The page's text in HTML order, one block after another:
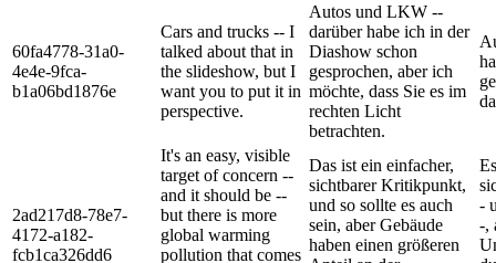
60fa4778-31a0-
4e4e-9fca-
b1a06bd1876e
Cars and trucks -- I
talked about that in
the slideshow, but I
want you to put it in
perspective.
Autos und LKW --
darüber habe ich in der
Diashow schon
gesprochen, aber ich
möchte, dass Sie es im
rechten Licht
betrachten.
2ad217d8-78e7-
4172-a182-
fcb1ca326dd6
It's an easy, visible
target of concern --
and it should be --
but there is more
global warming
pollution that comes
Das ist ein einfacher,
sichtbarer Kritikpunkt,
und so sollte es auch
sein, aber Gebäude
haben einen größeren
-
-,